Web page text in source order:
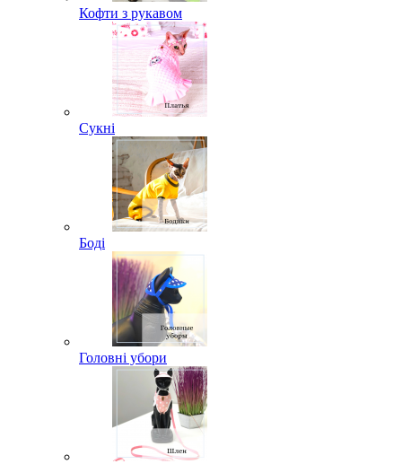
Кофти з рукавом
Сукні
Боді
Головні убори